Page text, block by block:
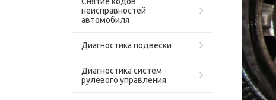
неисправностей
автомобиля
Диагностика подвески
Диагностика систем
рулевого управления